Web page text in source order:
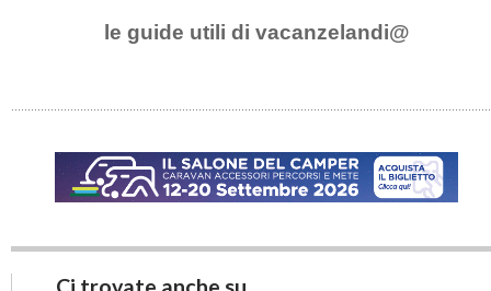
le guide utili di vacanzelandi@